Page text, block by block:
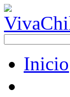
Inicio